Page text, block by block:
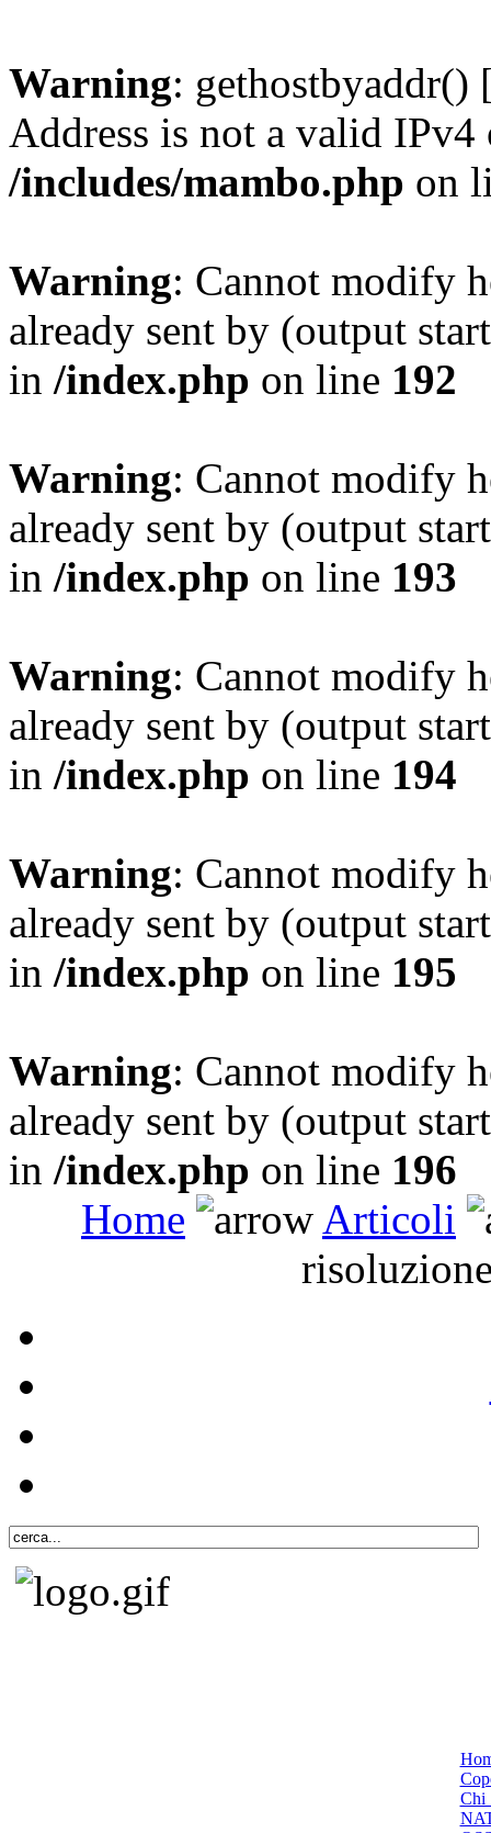
Warning: gethostbyaddr()
Address is not a valid IPv4
/includes/mambo.php on
Warning: Cannot modify
already sent by (output
in /index.php on line 192
Warning: Cannot modify
already sent by (output
in /index.php on line 193
Warning: Cannot modify
already sent by (output
in /index.php on line 194
Warning: Cannot modify
already sent by (output
in /index.php on line 195
Warning: Cannot modify
already sent by (output
in /index.php on line 196
Home
Articoli
Chi